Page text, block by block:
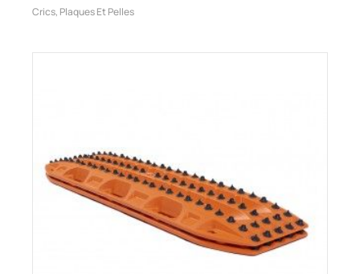
Crics, Plaques Et Pelles